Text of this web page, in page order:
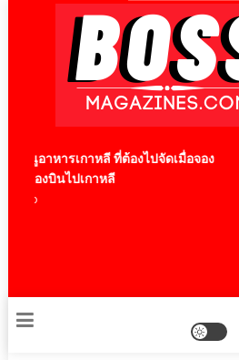
มนูอาหารเกาหลี ที่ต้องไปจัดเมื่อจอง
รื่องบินไปเกาหลี